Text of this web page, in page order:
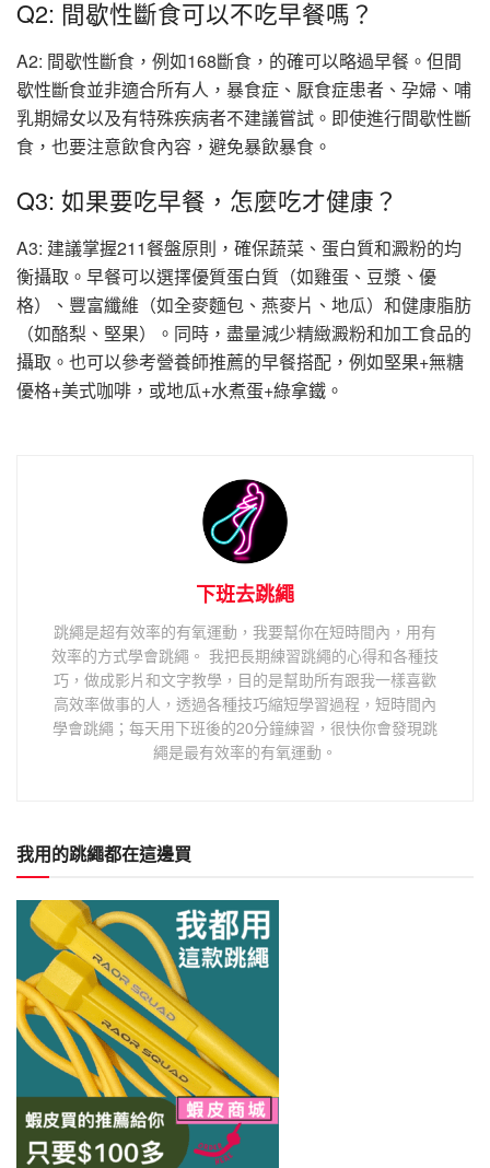
Q2: 間歇性斷食可以不吃早餐嗎？
A2: 間歇性斷食，例如168斷食，的確可以略過早餐。但間
歇性斷食並非適合所有人，暴食症、厭食症患者、孕婦、哺
乳期婦女以及有特殊疾病者不建議嘗試。即使進行間歇性斷
食，也要注意飲食內容，避免暴飲暴食。
Q3: 如果要吃早餐，怎麼吃才健康？
A3: 建議掌握211餐盤原則，確保蔬菜、蛋白質和澱粉的均
衡攝取。早餐可以選擇優質蛋白質（如雞蛋、豆漿、優
格）、豐富纖維（如全麥麵包、燕麥片、地瓜）和健康脂肪
（如酪梨、堅果）。同時，盡量減少精緻澱粉和加工食品的
攝取。也可以參考營養師推薦的早餐搭配，例如堅果+無糖
優格+美式咖啡，或地瓜+水煮蛋+綠拿鐵。
下班去跳繩
跳繩是超有效率的有氧運動，我要幫你在短時間內，用有
效率的方式學會跳繩。 我把長期練習跳繩的心得和各種技
巧，做成影片和文字教學，目的是幫助所有跟我一樣喜歡
高效率做事的人，透過各種技巧縮短學習過程，短時間內
學會跳繩；每天用下班後的20分鐘練習，很快你會發現跳
繩是最有效率的有氧運動。
我用的跳繩都在這邊買